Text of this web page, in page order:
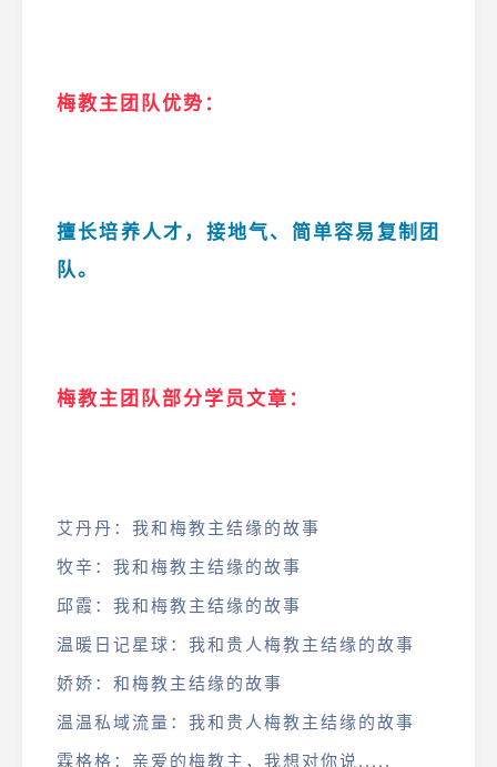
梅教主团队优势：
擅长培养人才，接地气、简单容易复制团
队。
梅教主团队部分学员文章：
艾丹丹：我和梅教主结缘的故事
牧辛：我和梅教主结缘的故事
邱霞：我和梅教主结缘的故事
温暖日记星球：我和贵人梅教主结缘的故事
娇娇：和梅教主结缘的故事
温温私域流量：我和贵人梅教主结缘的故事
霖格格：亲爱的梅教主，我想对你说.....